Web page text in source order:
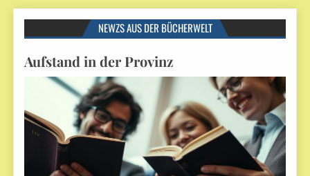
NEWZS AUS DER BÜCHERWELT
Aufstand in der Provinz